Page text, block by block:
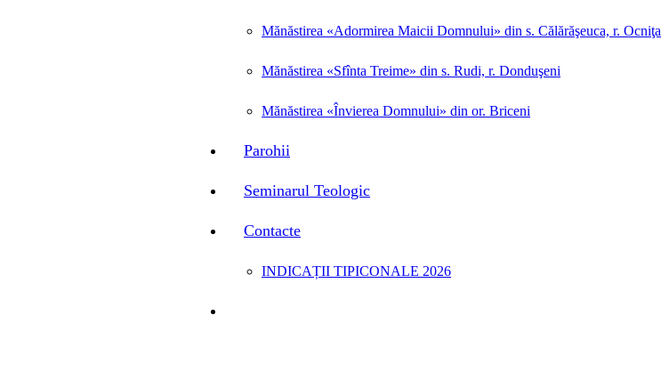
Mănăstirea «Adormirea Maicii Domnului» din s. Călărăşeuca, r. Ocniţa
Mănăstirea «Sfînta Treime» din s. Rudi, r. Donduşeni
Mănăstirea «Învierea Domnului» din or. Briceni
Parohii
Seminarul Teologic
Contacte
INDICAȚII TIPICONALE 2026